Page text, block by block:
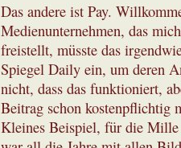
Das andere ist Pay.
Medienunternehmen, das
freistellt, müsste das
Spiegel Daily ein, um deren
nicht, dass das funktioniert,
Beitrag schon kostenpflichtig
Kleines Beispiel, für die